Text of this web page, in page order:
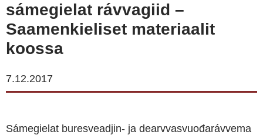
sámegielat rávvagiid –
Saamenkieliset materiaalit
koossa
7.12.2017
Sámegielat buresveadjin- ja dearvvasvuođarávvema